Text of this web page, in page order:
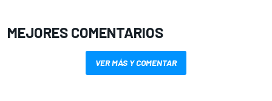
MEJORES COMENTARIOS
VER MÁS Y COMENTAR